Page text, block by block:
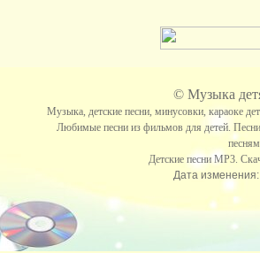
© Музыка
Музыка, детские песни, минусовки, караоке
Любимые песни из фильмов для детей.
Детские песни МР3.
Дата